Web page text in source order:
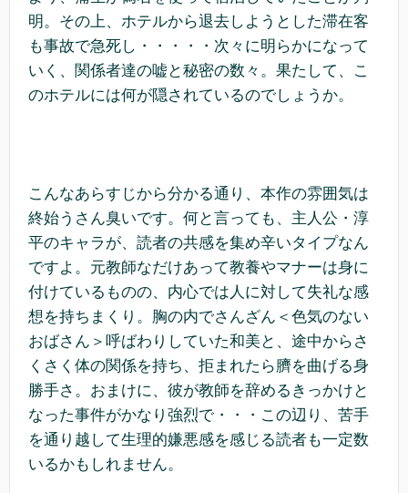
明。その上、ホテルから退去しようとした滞在客
も事故で急死し・・・・・次々に明らかになって
いく、関係者達の嘘と秘密の数々。果たして、こ
のホテルには何が隠されているのでしょうか。
こんなあらすじから分かる通り、本作の雰囲気は
終始うさん臭いです。何と言っても、主人公・淳
平のキャラが、読者の共感を集め辛いタイプなん
ですよ。元教師なだけあって教養やマナーは身に
付けているものの、内心では人に対して失礼な感
想を持ちまくり。胸の内でさんざん＜色気のない
おばさん＞呼ばわりしていた和美と、途中からさ
くさく体の関係を持ち、拒まれたら臍を曲げる身
勝手さ。おまけに、彼が教師を辞めるきっかけと
なった事件がかなり強烈で・・・この辺り、苦手
を通り越して生理的嫌悪感を感じる読者も一定数
いるかもしれません。